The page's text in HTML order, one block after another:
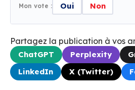
Mon vote : Oui Non
Partagez la publication à vos
ChatGPT Perplexity
LinkedIn
X (Twitter)